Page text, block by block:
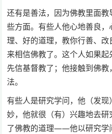
还有是善法，因为佛教里面
些方面。有些人他心地善良
理、好的道理，教你行善、
来相信佛教了。这个人如果
先信基督教了；他接触到佛
法。
有些人是研究学问，他（发
妙，他就很（有）兴趣地去
了佛教的道理——他以研究学